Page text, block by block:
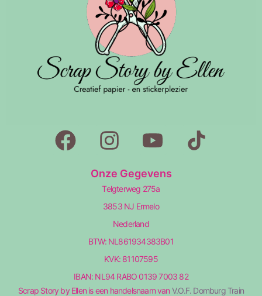
Onze Gegevens
Telgterweg 275a
3853 NJ Ermelo
Nederland
BTW: NL861934383B01
KVK: 81107595
IBAN: NL94 RABO 0139 7003 82
Scrap Story by Ellen is een handelsnaam van V.O.F. Domburg Train